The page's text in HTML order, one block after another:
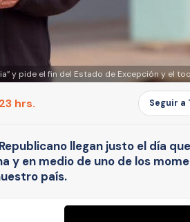
y pide el fin del Estado de Excepción y el
hrs. Seguir a
llegan justo el día
y en medio de uno de los
país.